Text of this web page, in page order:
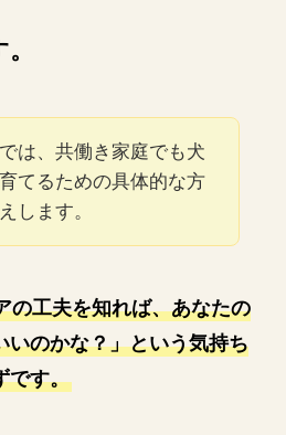
は、共働き家庭でも犬
てるための具体的な方
します。
の工夫を知れば、あなたの
いのかな？」という気持ち
です。